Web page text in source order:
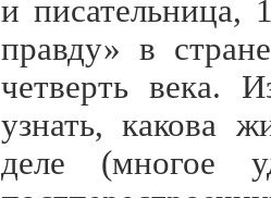
и писательница,
правду» в
четверть века.
узнать, какова
деле (многое